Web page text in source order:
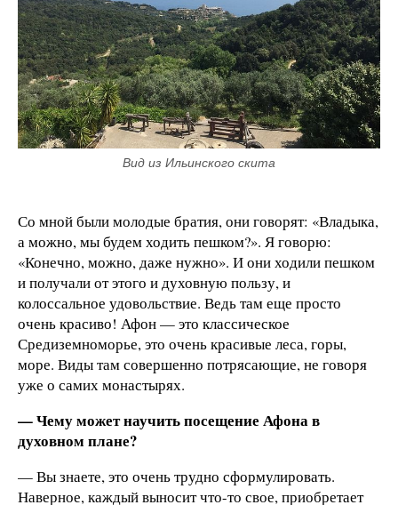
Вид из Ильинского скита
Со мной были молодые братия, они говорят: «Владыка,
а можно, мы будем ходить пешком?». Я говорю:
«Конечно, можно, даже нужно». И они ходили пешком
и получали от этого и духовную пользу, и
колоссальное удовольствие. Ведь там еще просто
очень красиво! Афон — это классическое
Средиземноморье, это очень красивые леса, горы,
море. Виды там совершенно потрясающие, не говоря
уже о самих монастырях.
— Чему может научить посещение Афона в
духовном плане?
— Вы знаете, это очень трудно сформулировать.
Наверное, каждый выносит что-то свое, приобретает